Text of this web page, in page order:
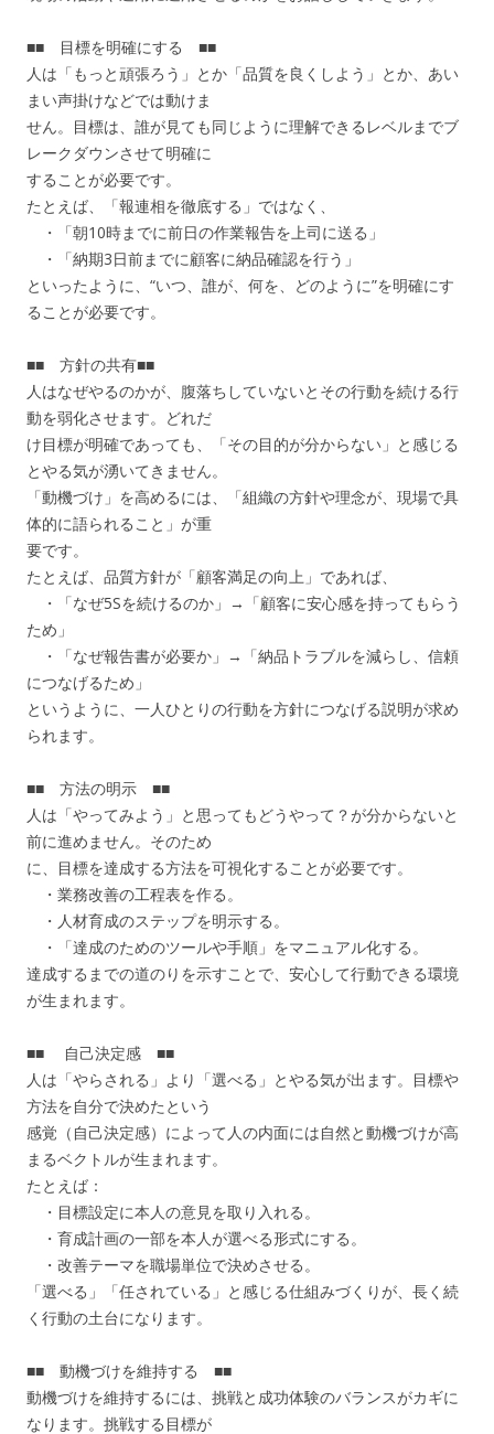
■■ 目標を明確にする ■■
人は「もっと頑張ろう」とか「品質を良くしよう」とか、あい
まい声掛けなどでは動けま
せん。目標は、誰が見ても同じように理解できるレベルまでブ
レークダウンさせて明確に
することが必要です。
たとえば、「報連相を徹底する」ではなく、
・「朝10時までに前日の作業報告を上司に送る」
・「納期3日前までに顧客に納品確認を行う」
といったように、“いつ、誰が、何を、どのように”を明確にす
ることが必要です。
■■ 方針の共有■■
人はなぜやるのかが、腹落ちしていないとその行動を続ける行
動を弱化させます。どれだ
け目標が明確であっても、「その目的が分からない」と感じる
とやる気が湧いてきません。
「動機づけ」を高めるには、「組織の方針や理念が、現場で具
体的に語られること」が重
要です。
たとえば、品質方針が「顧客満足の向上」であれば、
・「なぜ5Sを続けるのか」→「顧客に安心感を持ってもらう
ため」
・「なぜ報告書が必要か」→「納品トラブルを減らし、信頼
につなげるため」
というように、一人ひとりの行動を方針につなげる説明が求め
られます。
■■ 方法の明示 ■■
人は「やってみよう」と思ってもどうやって？が分からないと
前に進めません。そのため
に、目標を達成する方法を可視化することが必要です。
・業務改善の工程表を作る。
・人材育成のステップを明示する。
・「達成のためのツールや手順」をマニュアル化する。
達成するまでの道のりを示すことで、安心して行動できる環境
が生まれます。
■■ 自己決定感 ■■
人は「やらされる」より「選べる」とやる気が出ます。目標や
方法を自分で決めたという
感覚（自己決定感）によって人の内面には自然と動機づけが高
まるベクトルが生まれます。
たとえば：
・目標設定に本人の意見を取り入れる。
・育成計画の一部を本人が選べる形式にする。
・改善テーマを職場単位で決めさせる。
「選べる」「任されている」と感じる仕組みづくりが、長く続
く行動の土台になります。
■■ 動機づけを維持する ■■
動機づけを維持するには、挑戦と成功体験のバランスがカギに
なります。挑戦する目標が